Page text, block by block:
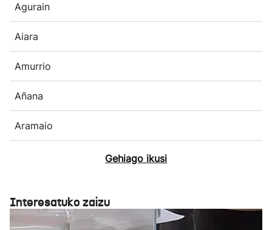
Agurain
Aiara
Amurrio
Añana
Aramaio
Gehiago ikusi
Interesatuko zaizu